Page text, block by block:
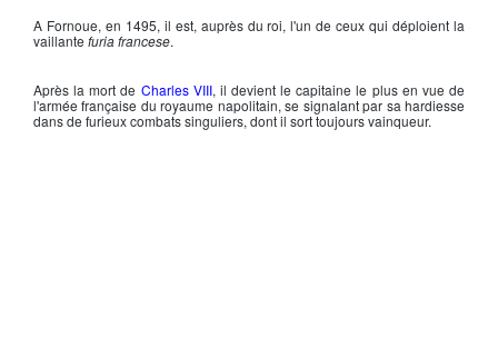
A Fornoue, en 1495, il est, auprès du roi, l'un de ceux qui déploient la
vaillante furia francese.
Après la mort de Charles VIII, il devient le capitaine le plus en vue de
l'armée française du royaume napolitain, se signalant par sa hardiesse
dans de furieux combats singuliers, dont il sort toujours vainqueur.